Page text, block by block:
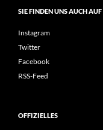
SIE FINDEN UNS AUCH AUF
Instagram
Twitter
Facebook
RSS-Feed
OFFIZIELLES